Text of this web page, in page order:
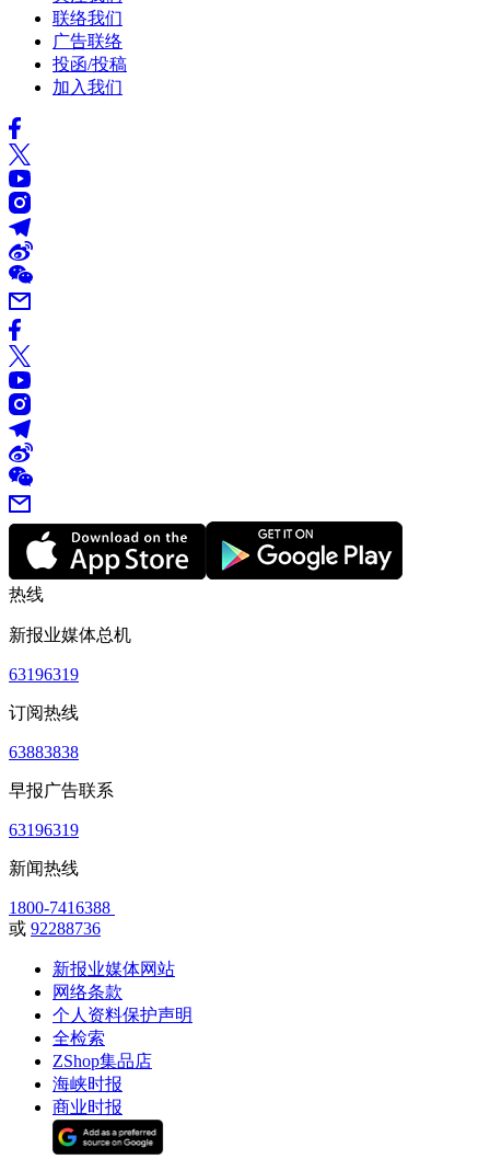
联络我们
广告联络
投函/投稿
加入我们
热线
新报业媒体总机
63196319
订阅热线
63883838
早报广告联系
63196319
新闻热线
1800-7416388
或 92288736
新报业媒体网站
网络条款
个人资料保护声明
全检索
ZShop集品店
海峡时报
商业时报